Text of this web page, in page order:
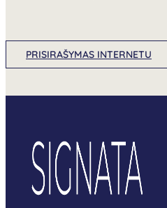
PRISIRAŠYMAS INTERNETU